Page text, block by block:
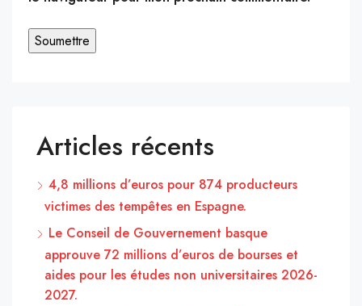
Articles récents
4,8 millions d’euros pour 874 producteurs
victimes des tempêtes en Espagne.
Le Conseil de Gouvernement basque
approuve 72 millions d’euros de bourses et
aides pour les études non universitaires 2026-
2027.